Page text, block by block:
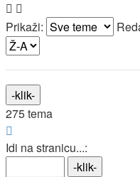
Prikaži:
275 tema
1 11.
Idi na stranicu...: